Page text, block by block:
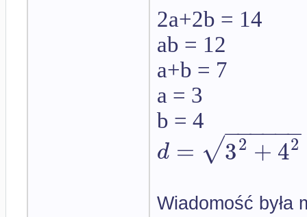
2a+2b = 14
ab = 12
a+b = 7
a = 3
b = 4
d = 32 +42
− −
−−−−
√
Wiadomość była